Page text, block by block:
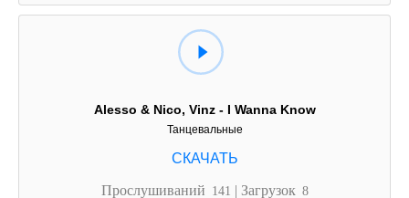
Alesso & Nico, Vinz - I Wanna Know
Танцевальные
Прослушиваний 141 | Загрузок 8